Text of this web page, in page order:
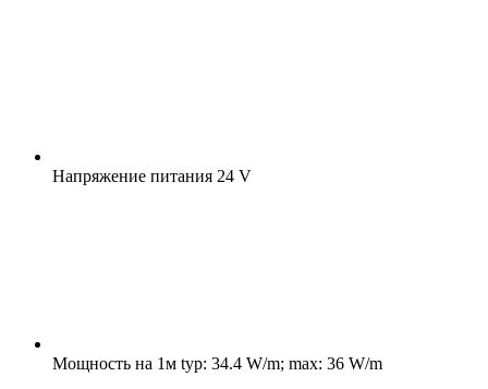
Напряжение питания 24 V
Мощность на 1м typ: 34.4 W/m; max: 36 W/m